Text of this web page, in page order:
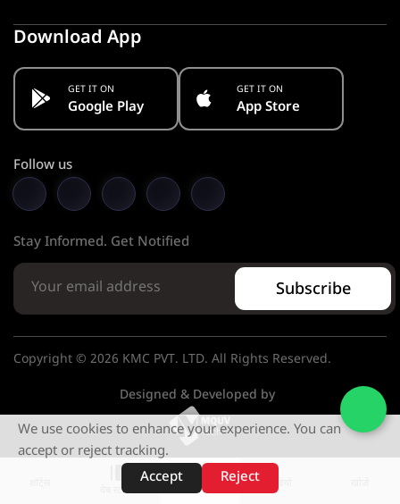
वेब स्टोरीज़
Download App
GET IT ON
Google Play
GET IT ON
App Store
Follow us
Stay Informed. Get Notified
Subscribe
Copyright © 2026 KMC PVT. LTD. All Rights Reserved.
Designed & Developed by
We use cookies to enhance your experience. You can
accept or reject tracking.
Accept
Reject